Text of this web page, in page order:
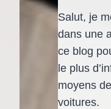
Salut, je
dans une
ce blog
le plus
moyens
voitures.